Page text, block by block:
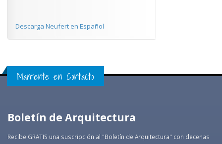
Descarga Neufert en Español
Mantente en Contacto
Boletín de Arquitectura
Recibe GRATIS una suscripción al "Boletín de Arquitectura" con decenas